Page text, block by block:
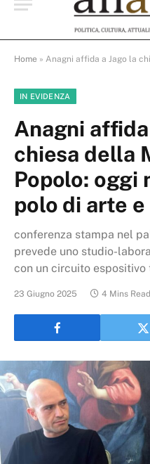
Home » Anagni affida a Jago la chiesa della
IN EVIDENZA
Anagni
chiesa della
Popolo: oggi
polo di arte
conferenza stampa nel
prevede uno studio-
con un circuito
23 Giugno 2025 4 Mins Read